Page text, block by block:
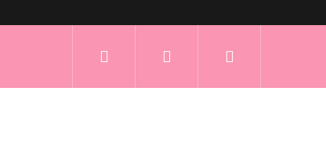
Prihlásenie